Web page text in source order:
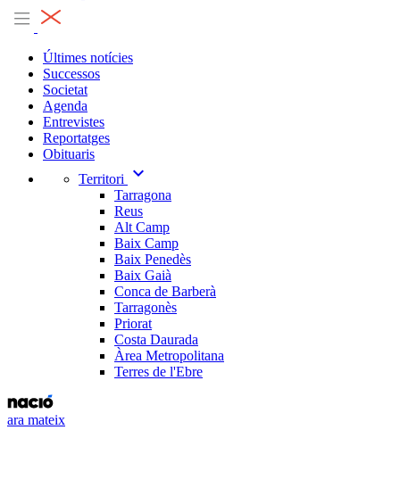
Últimes notícies
Successos
Societat
Agenda
Entrevistes
Reportatges
Obituaris
Territori
expand_more
Tarragona
Reus
Alt Camp
Baix Camp
Baix Penedès
Baix Gaià
Conca de Barberà
Tarragonès
Priorat
Costa Daurada
Àrea Metropolitana
Terres de l'Ebre
ara mateix